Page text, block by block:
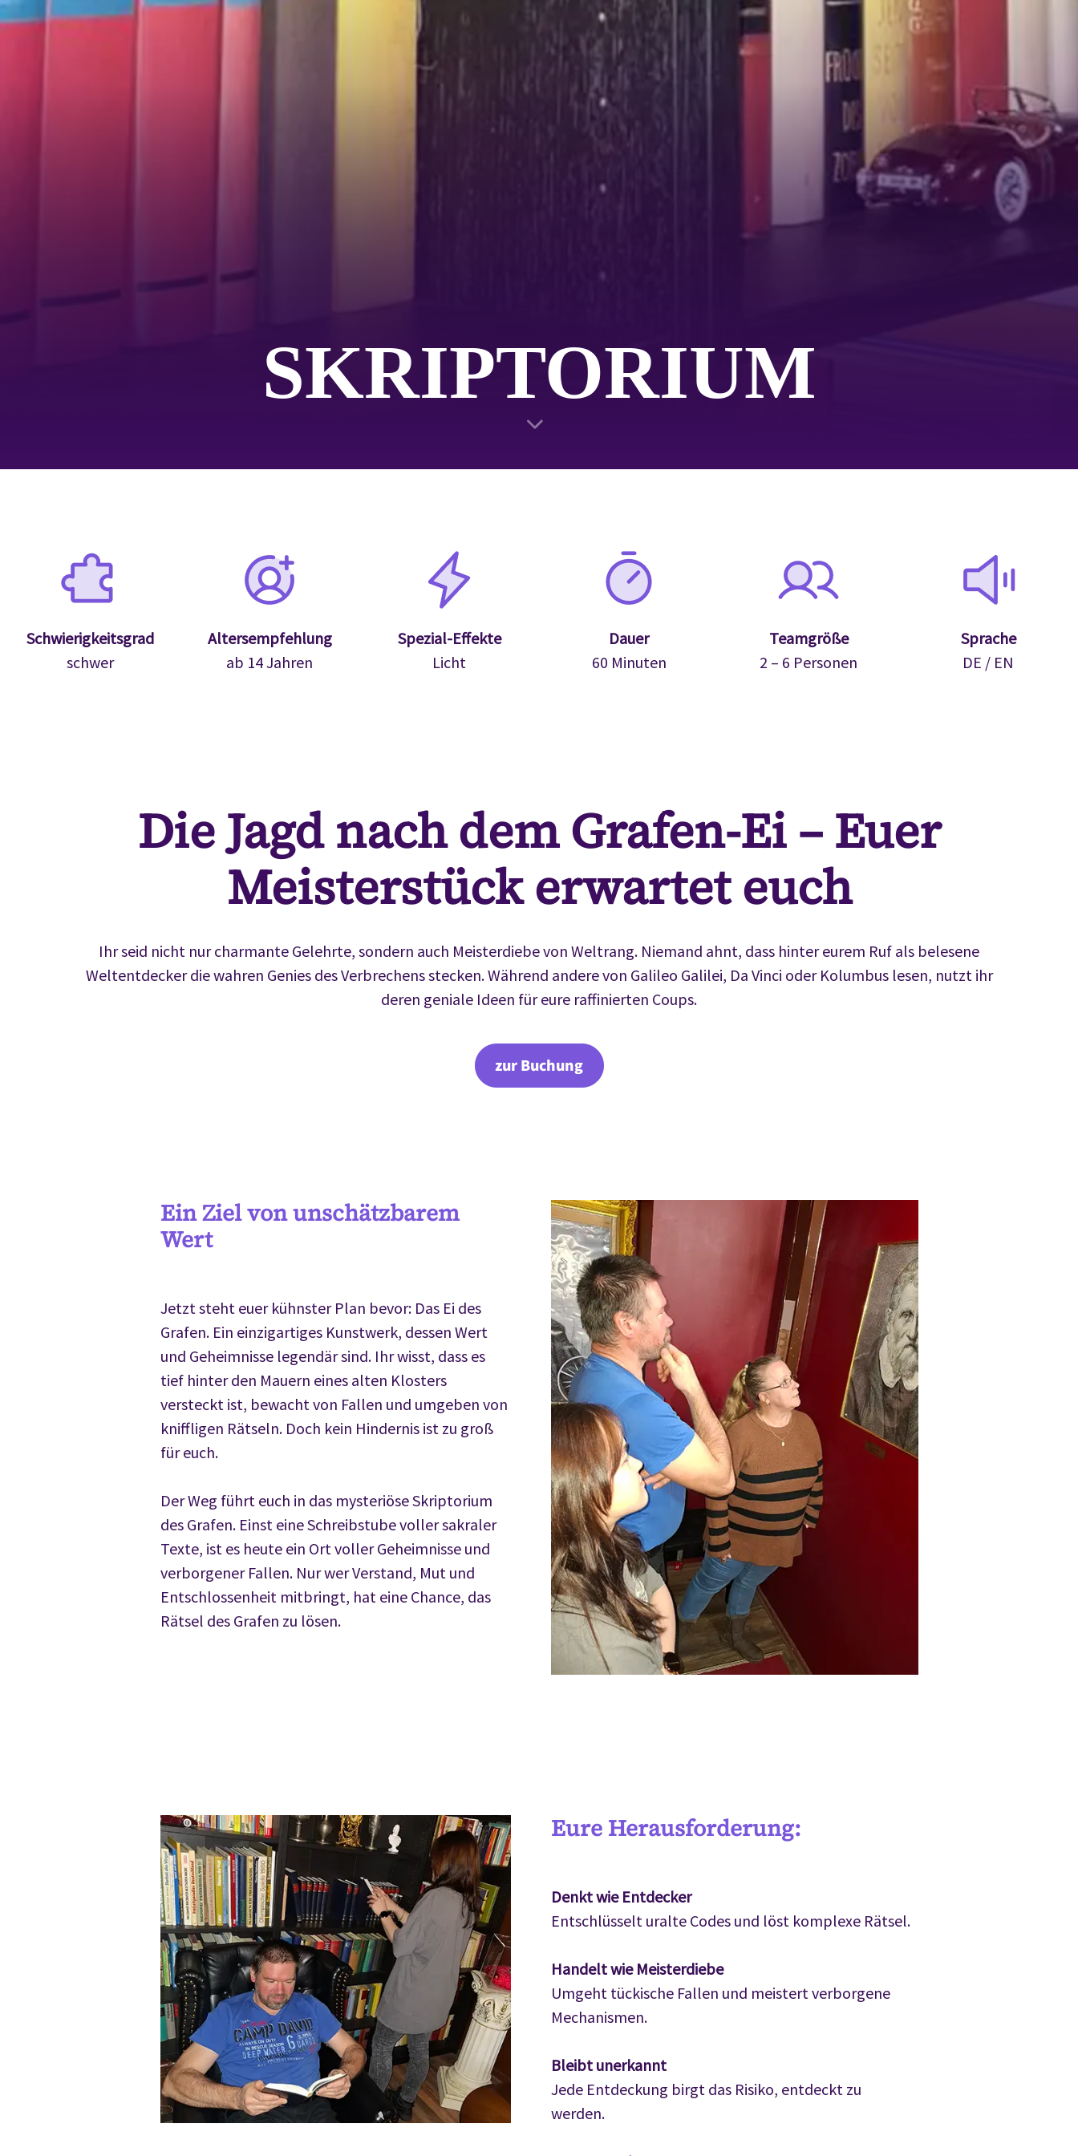
SKRIPTORIUM
Schwierigkeitsgrad
schwer
Altersempfehlung
ab 14 Jahren
Spezial-Effekte
Licht
Dauer
60 Minuten
Teamgröße
2 – 6 Personen
Sprache
DE / EN
Die Jagd nach dem Grafen-Ei – Euer
Meisterstück erwartet euch
Ihr seid nicht nur charmante Gelehrte, sondern auch Meisterdiebe von Weltrang. Niemand ahnt, dass hinter eurem Ruf als belesene
Weltentdecker die wahren Genies des Verbrechens stecken. Während andere von Galileo Galilei, Da Vinci oder Kolumbus lesen, nutzt ihr
deren geniale Ideen für eure raffinierten Coups.
zur Buchung
Ein Ziel von unschätzbarem
Wert
Jetzt steht euer kühnster Plan bevor: Das Ei des
Grafen. Ein einzigartiges Kunstwerk, dessen Wert
und Geheimnisse legendär sind. Ihr wisst, dass es
tief hinter den Mauern eines alten Klosters
versteckt ist, bewacht von Fallen und umgeben von
kniffligen Rätseln. Doch kein Hindernis ist zu groß
für euch.
Der Weg führt euch in das mysteriöse Skriptorium
des Grafen. Einst eine Schreibstube voller sakraler
Texte, ist es heute ein Ort voller Geheimnisse und
verborgener Fallen. Nur wer Verstand, Mut und
Entschlossenheit mitbringt, hat eine Chance, das
Rätsel des Grafen zu lösen.
Eure Herausforderung:
Denkt wie Entdecker
Entschlüsselt uralte Codes und löst komplexe Rätsel.
Handelt wie Meisterdiebe
Umgeht tückische Fallen und meistert verborgene
Mechanismen.
Bleibt unerkannt
Jede Entdeckung birgt das Risiko, entdeckt zu
werden.